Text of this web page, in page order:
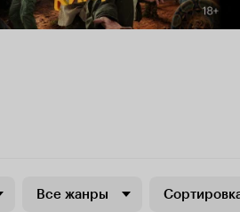
Все жанры